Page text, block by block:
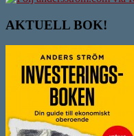
AKTUELL BOK!